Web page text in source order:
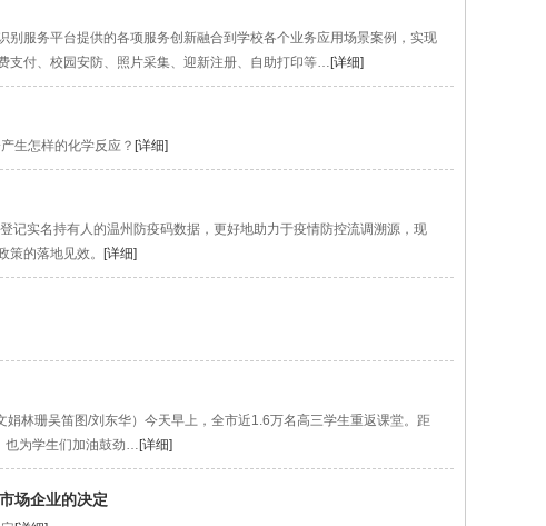
服务平台提供的各项服务创新融合到学校各个业务应用场景案例，实现
支付、校园安防、照片采集、迎新注册、自助打印等… [详细]
生怎样的化学反应？ [详细]
记实名持有人的温州防疫码数据，更好地助力于疫情防控流调溯源，现
的落地见效。
[详细]
吴笛图/刘东华）今天早上，全市近1.6万名高三学生重返课堂。距
也为学生们加油鼓劲… [详细]
场企业的决定